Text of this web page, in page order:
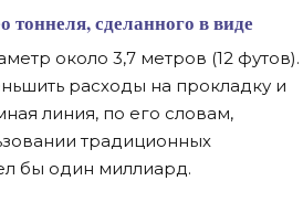
тоннеля, сделанного в виде
около 3,7 метров (12 футов).
расходы на прокладку и
линия, по его словам,
традиционных
бы один миллиард.